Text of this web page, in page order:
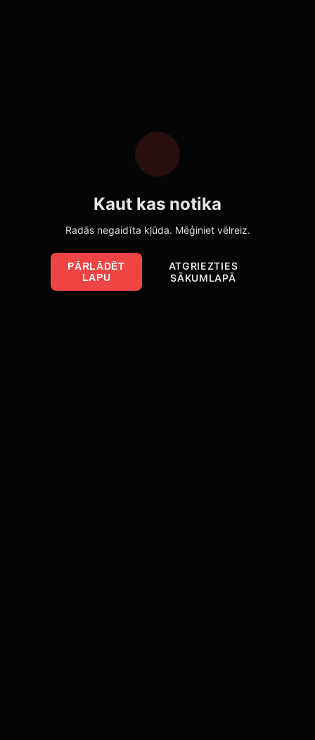
Kaut kas notika
Radās negaidīta kļūda. Mēģiniet vēlreiz.
PĀRLĀDĒT
LAPU
ATGRIEZTIES
SĀKUMLAPĀ